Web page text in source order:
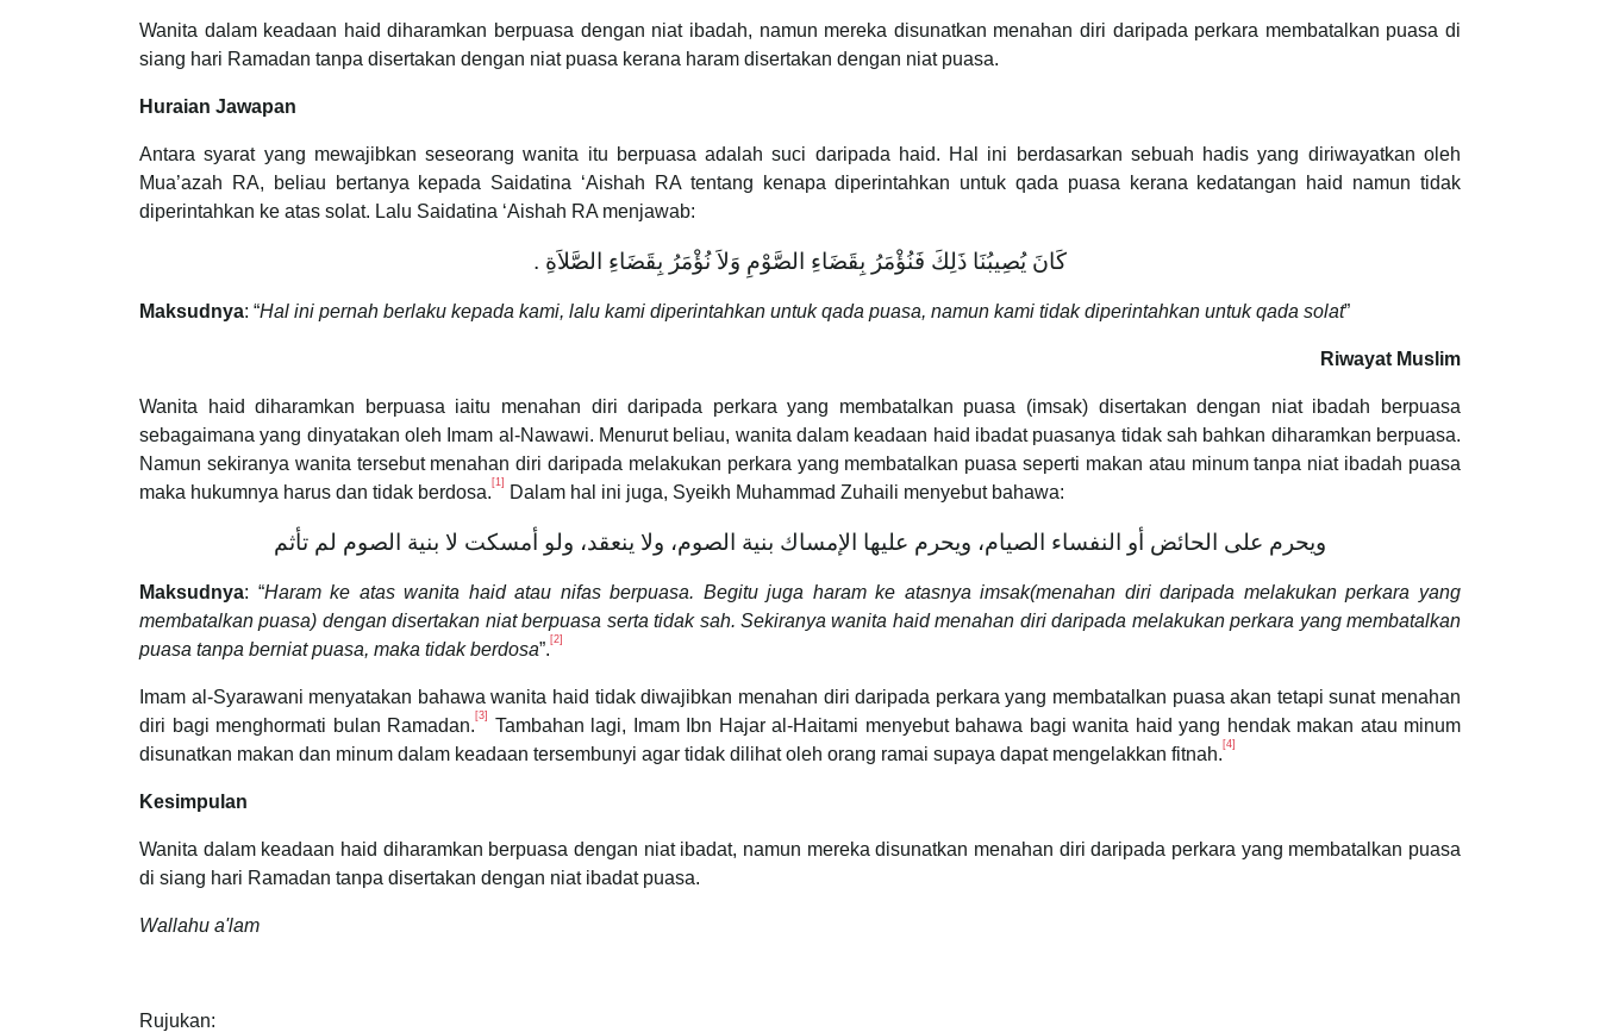
Wanita dalam keadaan haid diharamkan berpuasa dengan niat ibadah, namun mereka disunatkan menahan diri daripada perkara membatalkan puasa di
siang hari Ramadan tanpa disertakan dengan niat puasa kerana haram disertakan dengan niat puasa.
Huraian Jawapan
Antara syarat yang mewajibkan seseorang wanita itu berpuasa adalah suci daripada haid. Hal ini berdasarkan sebuah hadis yang diriwayatkan oleh
Mua’azah RA, beliau bertanya kepada Saidatina ‘Aishah RA tentang kenapa diperintahkan untuk qada puasa kerana kedatangan haid namun tidak
diperintahkan ke atas solat. Lalu Saidatina ‘Aishah RA menjawab:
كَانَ يُصِيبُنَا ذَلِكَ فَنُؤْمَرُ بِقَضَاءِ الصَّوْمِ وَلاَ نُؤْمَرُ بِقَضَاءِ الصَّلاَةِ ‏.‏
Maksudnya: “Hal ini pernah berlaku kepada kami, lalu kami diperintahkan untuk qada puasa, namun kami tidak diperintahkan untuk qada solat”
Riwayat Muslim
Wanita haid diharamkan berpuasa iaitu menahan diri daripada perkara yang membatalkan puasa (imsak) disertakan dengan niat ibadah berpuasa
sebagaimana yang dinyatakan oleh Imam al-Nawawi. Menurut beliau, wanita dalam keadaan haid ibadat puasanya tidak sah bahkan diharamkan berpuasa.
Namun sekiranya wanita tersebut menahan diri daripada melakukan perkara yang membatalkan puasa seperti makan atau minum tanpa niat ibadah puasa
maka hukumnya harus dan tidak berdosa. [1] Dalam hal ini juga, Syeikh Muhammad Zuhaili menyebut bahawa:
ويحرم على الحائض أو النفساء الصيام، ويحرم عليها الإمساك بنية الصوم، ولا ينعقد، ولو أمسكت لا بنية الصوم لم تأثم
Maksudnya: “Haram ke atas wanita haid atau nifas berpuasa. Begitu juga haram ke atasnya imsak(menahan diri daripada melakukan perkara yang
membatalkan puasa) dengan disertakan niat berpuasa serta tidak sah. Sekiranya wanita haid menahan diri daripada melakukan perkara yang membatalkan
puasa tanpa berniat puasa, maka tidak berdosa”. [2]
Imam al-Syarawani menyatakan bahawa wanita haid tidak diwajibkan menahan diri daripada perkara yang membatalkan puasa akan tetapi sunat menahan
diri bagi menghormati bulan Ramadan. [3]
Tambahan lagi, Imam Ibn Hajar al-Haitami menyebut bahawa bagi wanita haid yang hendak makan atau minum
disunatkan makan dan minum dalam keadaan tersembunyi agar tidak dilihat oleh orang ramai supaya dapat mengelakkan fitnah. [4]
Kesimpulan
Wanita dalam keadaan haid diharamkan berpuasa dengan niat ibadat, namun mereka disunatkan menahan diri daripada perkara yang membatalkan puasa
di siang hari Ramadan tanpa disertakan dengan niat ibadat puasa.
Wallahu a'lam
Rujukan: